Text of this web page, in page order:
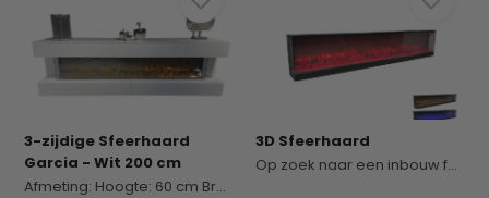
3-zijdige Sfeerhaard
Garcia - Wit 200 cm
Afmeting: Hoogte: 60 cm Breedte: 200 cm
3D Sfeerhaard
Op zoek naar een inbouw feerhaard voor jouw cine...